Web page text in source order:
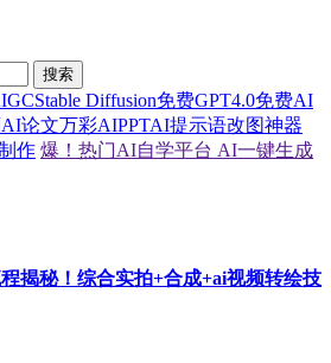
搜索
Stable Diffusion免费GPT4.0免费AI
AI论文万彩AIPPTAI提示语改图神器
作 爆！热门AI自学平台 AI一键生成
揭秘！综合实拍+合成+ai视频转绘技